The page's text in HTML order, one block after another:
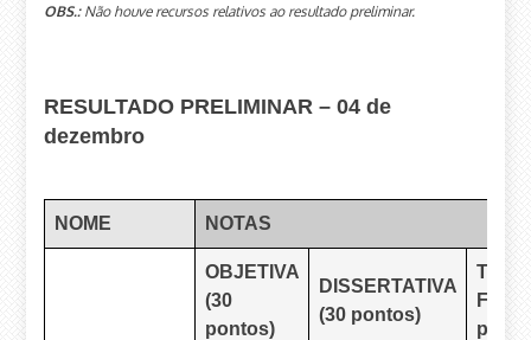
OBS.:Não houve recursos relativos ao resultado preliminar.
RESULTADO PRELIMINAR – 04 de
dezembro
NOME NOTAS
OBJETIVA
(30
pontos)
DISSERTATIVA
(30 pontos)